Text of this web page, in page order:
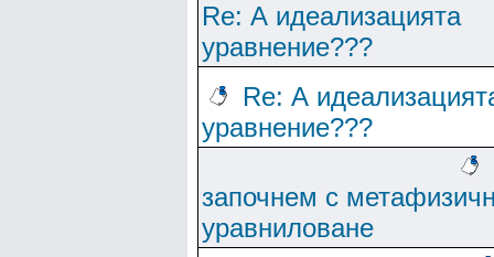
Re: А идеализацията
уравнение???
Re: А
уравнение???
започнем с
уравниловане